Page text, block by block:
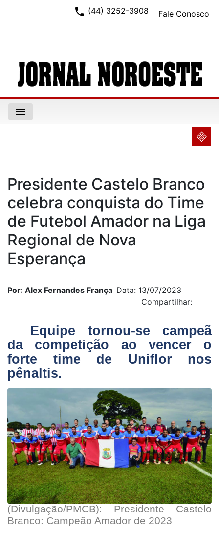
Fale Conosco
phone (44) 3252-3908
menu
NULL
Presidente Castelo Branco
celebra conquista do Time
de Futebol Amador na Liga
Regional de Nova
Esperança
Por: Alex Fernandes França Data: 13/07/2023
Compartilhar:
Equipe tornou-se campeã
da competição ao vencer o
forte time de Uniflor nos
pênaltis.
(Divulgação/PMCB): Presidente Castelo
Branco: Campeão Amador de 2023